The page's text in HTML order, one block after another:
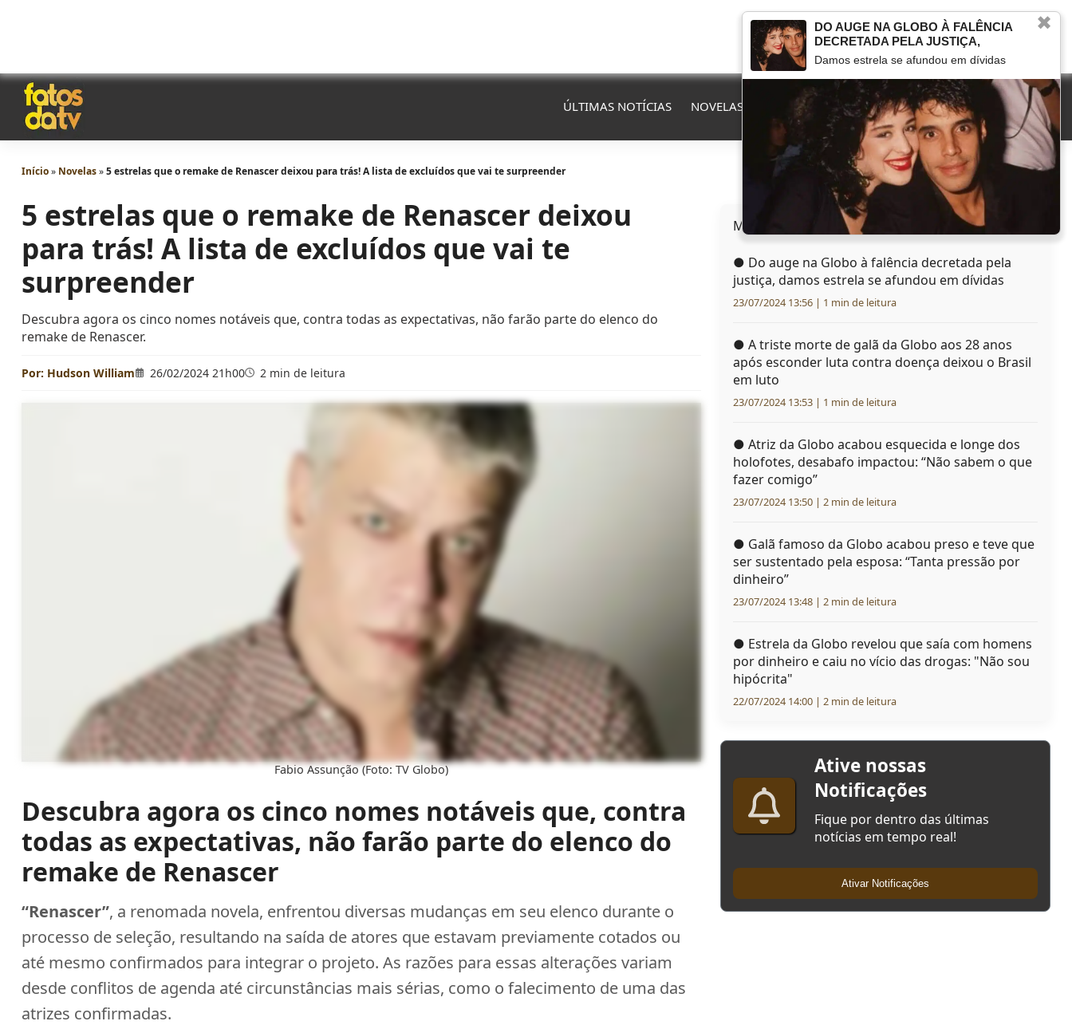
ÚLTIMAS NOTÍCIAS NOVELAS QUE FIM LEVOU MARCOU NA TV HERANÇAS
Início» Novelas»5 estrelas que o remake de Renascer deixou para trás! A lista de excluídos que vai te surpreender
5 estrelas que o remake de Renascer deixou
para trás! A lista de excluídos que vai te
surpreender
Descubra agora os cinco nomes notáveis que, contra todas as expectativas, não farão parte do elenco do
remake de Renascer.
Por: Hudson William 26/02/2024 21h00 2 min de leitura
Fabio Assunção (Foto: TV Globo)
Descubra agora os cinco nomes notáveis que, contra
todas as expectativas, não farão parte do elenco do
remake de Renascer
“Renascer”, a renomada novela, enfrentou diversas mudanças em seu elenco durante o
processo de seleção, resultando na saída de atores que estavam previamente cotados ou
até mesmo confirmados para integrar o projeto. As razões para essas alterações variam
desde conflitos de agenda até circunstâncias mais sérias, como o falecimento de uma das
atrizes confirmadas.
Mais lidas hoje
● Do auge na Globo à falência decretada pela
justiça, damos estrela se afundou em dívidas
23/07/2024 13:56 | 1 min de leitura
● A triste morte de galã da Globo aos 28 anos
após esconder luta contra doença deixou o Brasil
em luto
23/07/2024 13:53 | 1 min de leitura
● Atriz da Globo acabou esquecida e longe dos
holofotes, desabafo impactou: “Não sabem o que
fazer comigo”
23/07/2024 13:50 | 2 min de leitura
● Galã famoso da Globo acabou preso e teve que
ser sustentado pela esposa: “Tanta pressão por
dinheiro”
23/07/2024 13:48 | 2 min de leitura
● Estrela da Globo revelou que saía com homens
por dinheiro e caiu no vício das drogas: "Não sou
hipócrita"
22/07/2024 14:00 | 2 min de leitura
Ative nossas
Notificações
Fique por dentro das últimas
notícias em tempo real!
Ativar Notificações
✖
DO AUGE NA GLOBO À FALÊNCIA
DECRETADA PELA JUSTIÇA,
Damos estrela se afundou em dívidas